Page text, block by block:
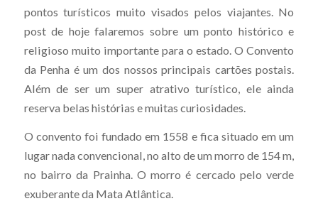
pontos turísticos muito visados pelos viajantes. No
post de hoje falaremos sobre um ponto histórico e
religioso muito importante para o estado. O Convento
da Penha é um dos nossos principais cartões postais.
Além de ser um super atrativo turístico, ele ainda
reserva belas histórias e muitas curiosidades.
O convento foi fundado em 1558 e fica situado em um
lugar nada convencional, no alto de um morro de 154 m,
no bairro da Prainha. O morro é cercado pelo verde
exuberante da Mata Atlântica.